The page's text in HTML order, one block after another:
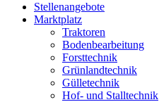
Stellenangebote
Marktplatz
Traktoren
Bodenbearbeitung
Forsttechnik
Grünlandtechnik
Gülletechnik
Hof- und Stalltechnik